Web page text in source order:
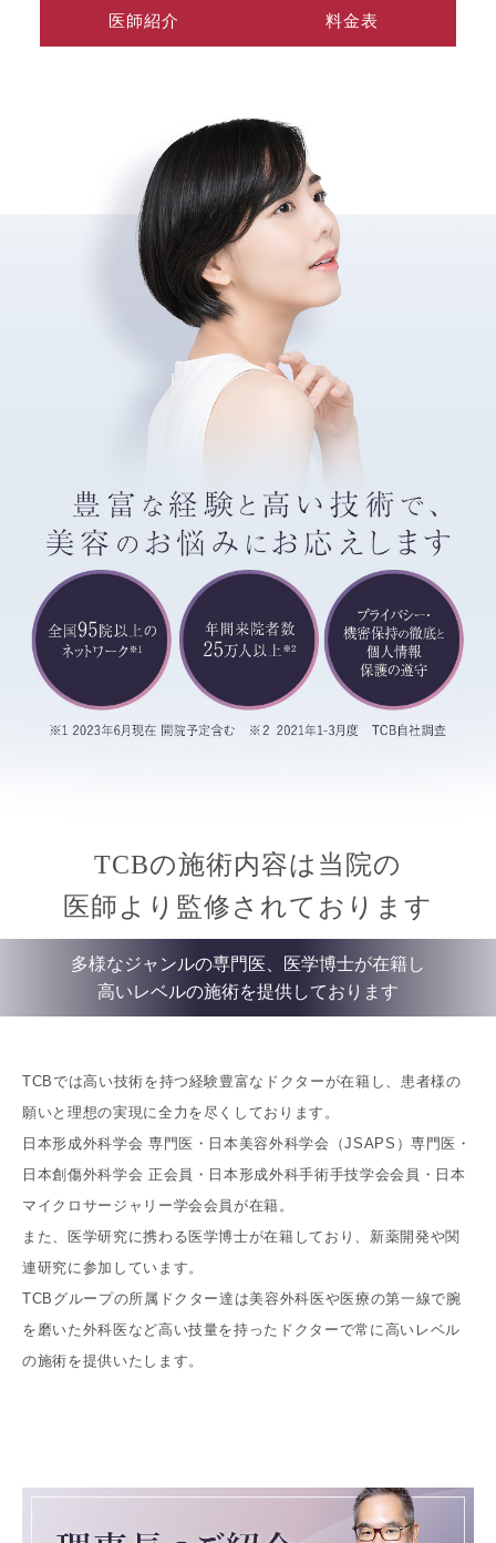
医師紹介 料金表
TCBの施術内容は当院の
医師より監修されております
多様なジャンルの専門医、医学博士が在籍し
高いレベルの施術を提供しております
TCBでは高い技術を持つ経験豊富なドクターが在籍し、患者様の
願いと理想の実現に全力を尽くしております。
日本形成外科学会 専門医・日本美容外科学会（JSAPS）専門医・
日本創傷外科学会 正会員・日本形成外科手術手技学会会員・日本
マイクロサージャリー学会会員が在籍。
また、医学研究に携わる医学博士が在籍しており、新薬開発や関
連研究に参加しています。
TCBグループの所属ドクター達は美容外科医や医療の第一線で腕
を磨いた外科医など高い技量を持ったドクターで常に高いレベル
の施術を提供いたします。